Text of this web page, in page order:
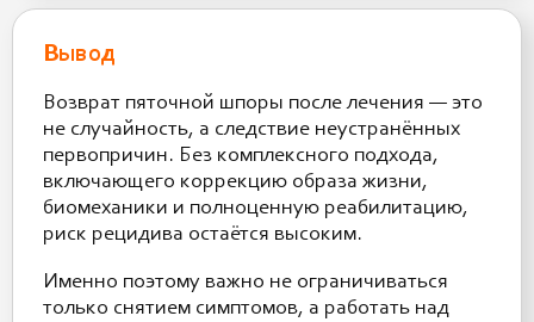
Вывод
Возврат пяточной шпоры после лечения — это
не случайность, а следствие неустранённых
первопричин. Без комплексного подхода,
включающего коррекцию образа жизни,
биомеханики и полноценную реабилитацию,
риск рецидива остаётся высоким.
Именно поэтому важно не ограничиваться
только снятием симптомов, а работать над